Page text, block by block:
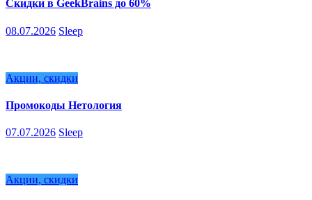
Скидки в GeekBrains до 60%
08.07.2026 Sleep
Акции, скидки
Промокоды Нетология
07.07.2026 Sleep
Акции, скидки